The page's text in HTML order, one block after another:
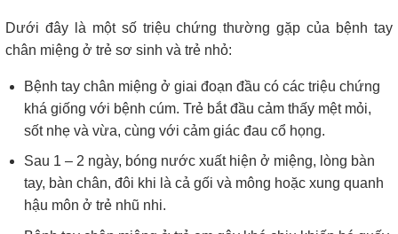
Dưới đây là một số triệu chứng thường gặp của bệnh tay
chân miệng ở trẻ sơ sinh và trẻ nhỏ:
Bệnh tay chân miệng ở giai đoạn đầu có các triệu chứng
khá giống với bệnh cúm. Trẻ bắt đầu cảm thấy mệt mỏi,
sốt nhẹ và vừa, cùng với cảm giác đau cổ họng.
Sau 1 – 2 ngày, bóng nước xuất hiện ở miệng, lòng bàn
tay, bàn chân, đôi khi là cả gối và mông hoặc xung quanh
hậu môn ở trẻ nhũ nhi.